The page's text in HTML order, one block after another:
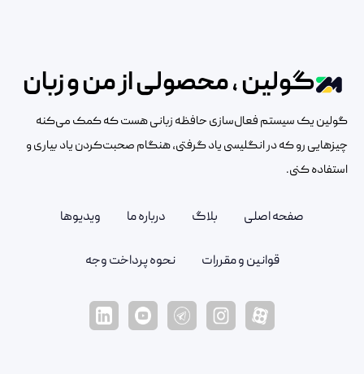
گولین ، محصولی از من و زبان
گولین یک سیستم فعال‌سازی حافظه زبانی هست که کمک می‌کنه
چیزهایی رو که در انگلیسی یاد گرفتی، هنگام صحبت‌کردن یاد بیاری و
استفاده کنی.
صفحه اصلی بلاگ درباره ما ویدیوها
قوانین و مقررات نحوه پرداخت وجه